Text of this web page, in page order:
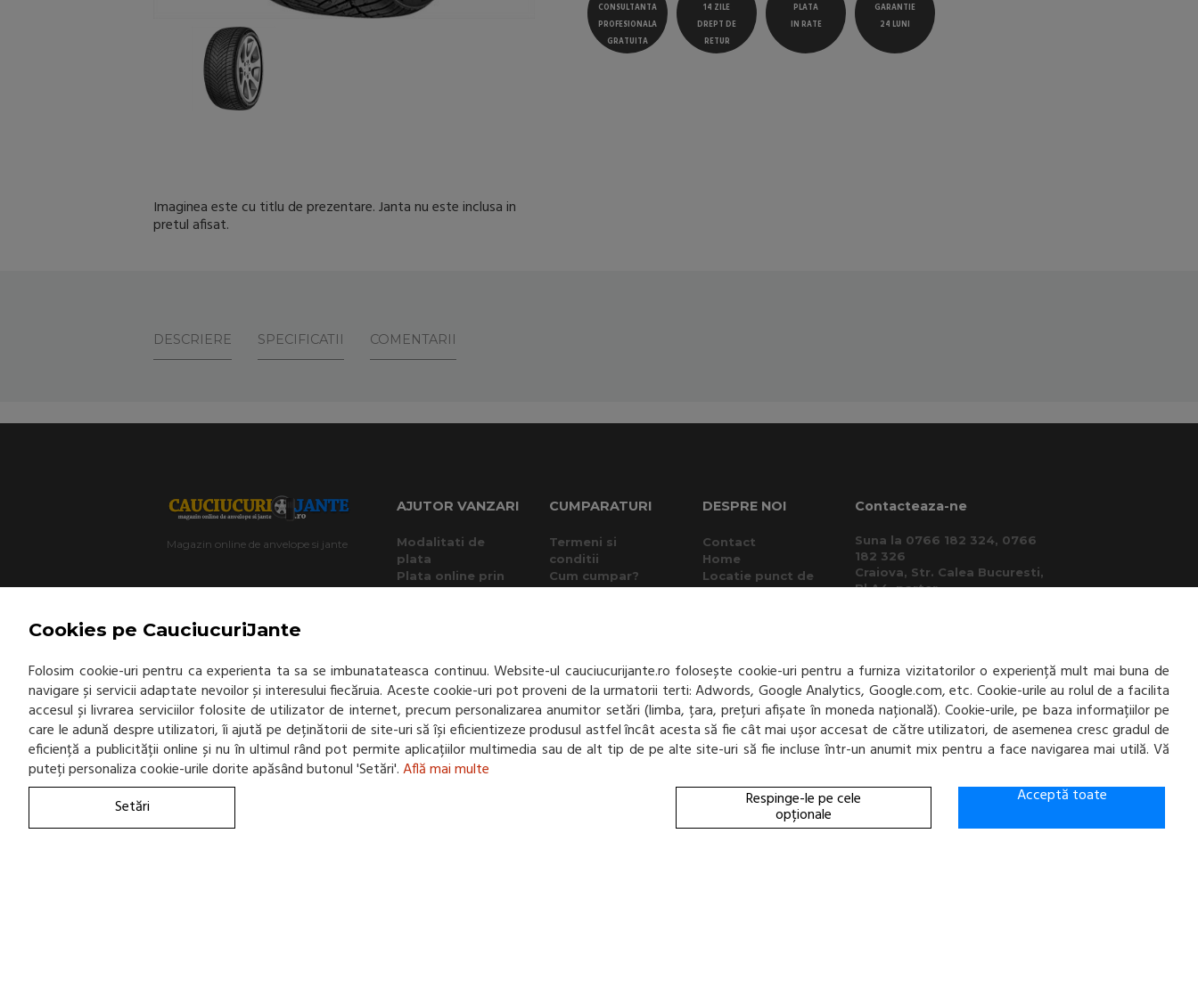
Cookies pe CauciucuriJante
Folosim cookie-uri pentru ca experienta ta sa se imbunatateasca continuu. Website-ul cauciucurijante.ro folosește cookie-uri pentru a furniza vizitatorilor o experiență mult mai buna de
navigare și servicii adaptate nevoilor și interesului fiecăruia. Aceste cookie-uri pot proveni de la urmatorii terti: Adwords, Google Analytics, Google.com, etc. Cookie-urile au rolul de a facilita
accesul și livrarea serviciilor folosite de utilizator de internet, precum personalizarea anumitor setări (limba, țara, prețuri afișate în moneda națională). Cookie-urile, pe baza informațiilor pe
care le adună despre utilizatori, îi ajută pe deținătorii de site-uri să își eficientizeze produsul astfel încât acesta să fie cât mai ușor accesat de către utilizatori, de asemenea cresc gradul de
eficiență a publicității online și nu în ultimul rând pot permite aplicațiilor multimedia sau de alt tip de pe alte site-uri să fie incluse într-un anumit mix pentru a face navigarea mai utilă. Vă
puteți personaliza cookie-urile dorite apăsând butonul 'Setări'.Află mai multe
Setări
Respinge-le pe cele
opționale
Acceptă toate
Imaginea este cu titlu de prezentare. Janta nu este inclusa in
pretul afisat.
CONSULTANTA
PROFESIONALA
GRATUITA
14 ZILE
DREPT DE
RETUR
PLATA
IN RATE
GARANTIE
24 LUNI
DESCRIERE SPECIFICATII COMENTARII
Magazin online de anvelope si jante
AJUTOR VANZARI
Modalitati de
plata
Plata online prin
CUMPARATURI
Termeni si
conditii
Cum cumpar?
A.N.P.C.
Panou de control
GDPR
DESPRE NOI
Contact
Home
Locatie punct de
Contacteaza-ne
Suna la 0766 182 324, 0766
182 326
Craiova, Str. Calea Bucuresti,
Bl A4, parter